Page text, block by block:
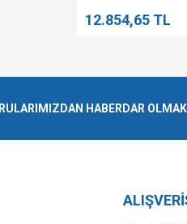
12.854,65 TL
HABERDAR